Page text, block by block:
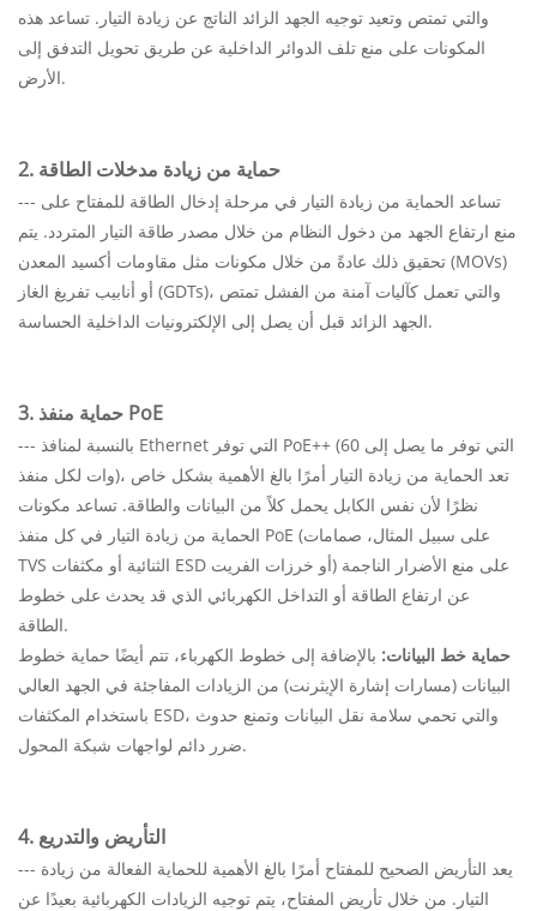
والتي تمتص وتعيد توجيه الجهد الزائد الناتج عن زيادة التيار. تساعد هذه
المكونات على منع تلف الدوائر الداخلية عن طريق تحويل التدفق إلى
الأرض.
2. حماية من زيادة مدخلات الطاقة
--- تساعد الحماية من زيادة التيار في مرحلة إدخال الطاقة للمفتاح على
منع ارتفاع الجهد من دخول النظام من خلال مصدر طاقة التيار المتردد. يتم
تحقيق ذلك عادةً من خلال مكونات مثل مقاومات أكسيد المعدن (MOVs)
أو أنابيب تفريغ الغاز (GDTs)، والتي تعمل كآليات آمنة من الفشل تمتص
الجهد الزائد قبل أن يصل إلى الإلكترونيات الداخلية الحساسة.
3. حماية منفذ PoE
--- بالنسبة لمنافذ Ethernet التي توفر PoE++ (التي توفر ما يصل إلى 60
وات لكل منفذ)، تعد الحماية من زيادة التيار أمرًا بالغ الأهمية بشكل خاص
نظرًا لأن نفس الكابل يحمل كلاً من البيانات والطاقة. تساعد مكونات
الحماية من زيادة التيار في كل منفذ PoE (على سبيل المثال، صمامات
TVS الثنائية أو مكثفات ESD أو خرزات الفريت) على منع الأضرار الناجمة
عن ارتفاع الطاقة أو التداخل الكهربائي الذي قد يحدث على خطوط
الطاقة.
حماية خط البيانات: بالإضافة إلى خطوط الكهرباء، تتم أيضًا حماية خطوط
البيانات (مسارات إشارة الإيثرنت) من الزيادات المفاجئة في الجهد العالي
باستخدام المكثفات ESD، والتي تحمي سلامة نقل البيانات وتمنع حدوث
ضرر دائم لواجهات شبكة المحول.
4. التأريض والتدريع
--- يعد التأريض الصحيح للمفتاح أمرًا بالغ الأهمية للحماية الفعالة من زيادة
التيار. من خلال تأريض المفتاح، يتم توجيه الزيادات الكهربائية بعيدًا عن